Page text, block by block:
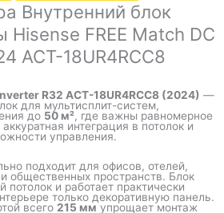
Внутренний блок
Hisense FREE Match DC
ACT-18UR4RCC8
R32 ACT-18UR4RCC8 (2024) —
для мультисплит-систем,
до 50 м², где важны равномерное
интеграция в потолок и
управления.
подходит для офисов, отелей,
общественных пространств. Блок
потолок и работает практически
только декоративную панель.
всего 215 мм упрощает монтаж